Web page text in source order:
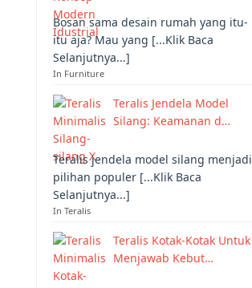
Bosan sama desain rumah yang itu-
itu aja? Mau yang [...Klik Baca
Selanjutnya...]
In Furniture
Teralis Jendela Model
Silang: Keamanan d…
Teralis jendela model silang menjadi
pilihan populer [...Klik Baca
Selanjutnya...]
In Teralis
Teralis Kotak-Kotak Untuk
Menjawab Kebut…